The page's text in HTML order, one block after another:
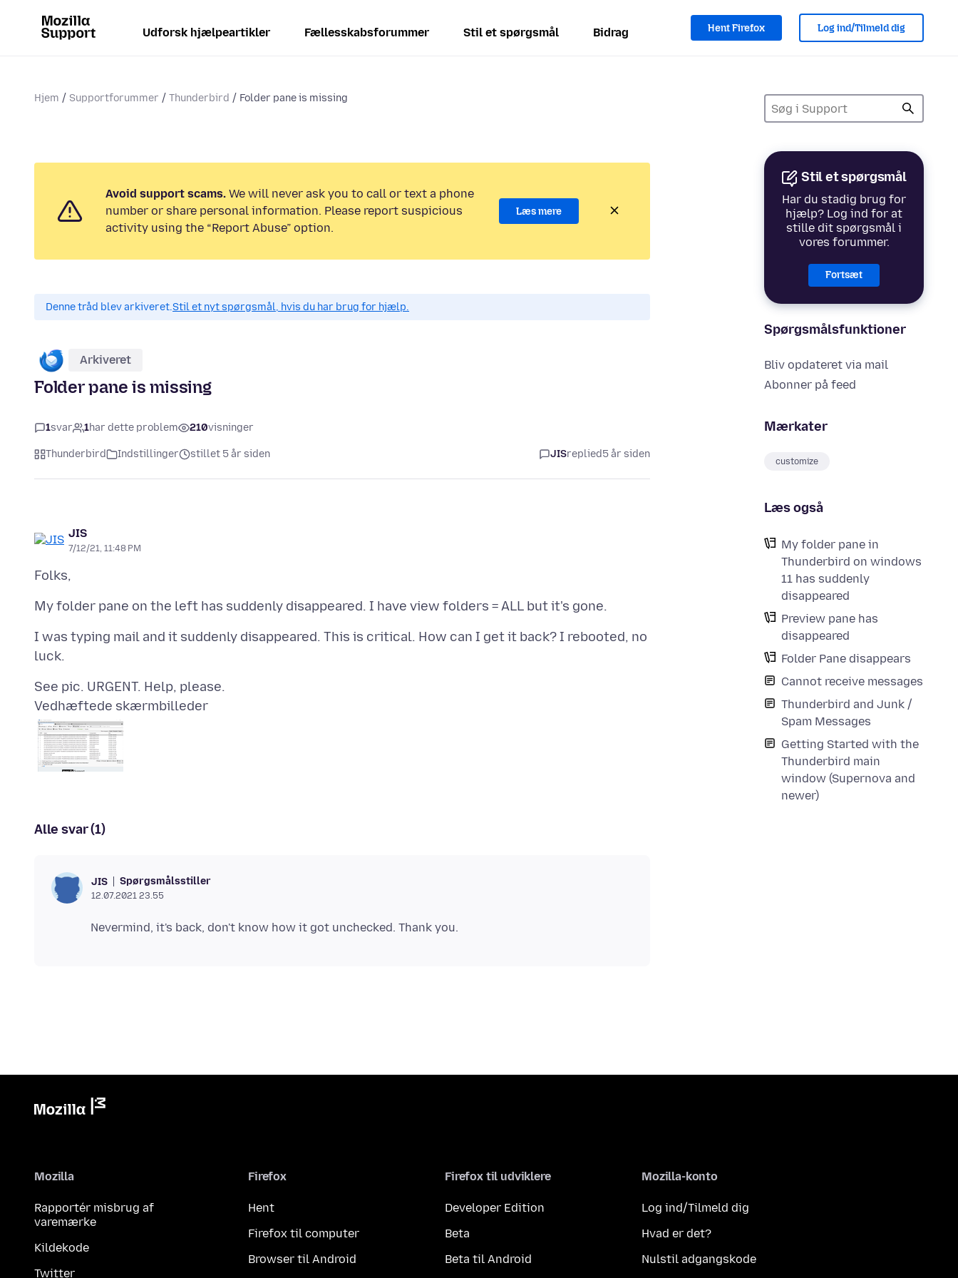
Udforsk hjælpeartikler Fællesskabsforummer Stil et spørgsmål Bidrag Hent Firefox Log ind/Tilmeld dig
Hjem Supportforummer Thunderbird Folder pane is missing
Stil et spørgsmål
Har du stadig brug for
hjælp? Log ind for at
stille dit spørgsmål i
vores forummer.
Fortsæt
Spørgsmålsfunktioner
Bliv opdateret via mail
Abonner på feed
Mærkater
customize
Læs også
My folder pane in
Thunderbird on windows
11 has suddenly
disappeared
Preview pane has
disappeared
Folder Pane disappears
Cannot receive messages
Thunderbird and Junk /
Spam Messages
Getting Started with the
Thunderbird main
window (Supernova and
newer)
Avoid support scams. We will never ask you to call or text a phone
number or share personal information. Please report suspicious
activity using the “Report Abuse” option.
Læs mere
Denne tråd blev arkiveret.Stil et nyt spørgsmål, hvis du har brug for hjælp.
Arkiveret
Folder pane is missing
1svar 1har dette problem 210visninger
Thunderbird Indstillinger stillet 5 år siden JISreplied5 år siden
JIS
7/12/21, 11:48 PM
I was typing mail and it suddenly disappeared. This is critical. How can I get it back? I rebooted, no
Vedhæftede skærmbilleder
Alle svar (1)
JIS Spørgsmålsstiller
12.07.2021 23.55
Mozilla
Rapportér misbrug af
varemærke
Kildekode
Twitter
Firefox
Hent
Firefox til computer
Browser til Android
Firefox til udviklere
Developer Edition
Beta
Beta til Android
Mozilla-konto
Log ind/Tilmeld dig
Hvad er det?
Nulstil adgangskode